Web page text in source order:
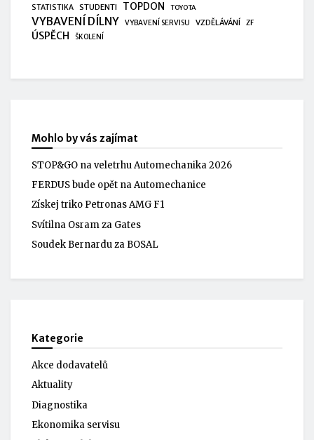
STATISTIKA STUDENTI TOPDON TOYOTA
VYBAVENÍ DÍLNY VYBAVENÍ SERVISU VZDĚLÁVÁNÍ ZF
ÚSPĚCH ŠKOLENÍ
Mohlo by vás zajímat
STOP&GO na veletrhu Automechanika 2026
FERDUS bude opět na Automechanice
Získej triko Petronas AMG F1
Svítilna Osram za Gates
Soudek Bernardu za BOSAL
Kategorie
Akce dodavatelů
Aktuality
Diagnostika
Ekonomika servisu